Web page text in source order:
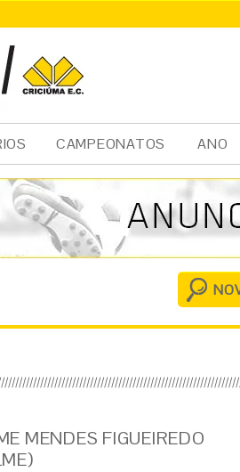
CAMPEONATOS ANO
MENDES FIGUEIREDO